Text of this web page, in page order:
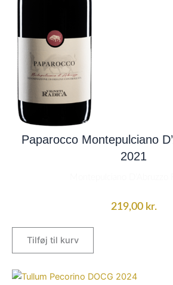
Paparocco Montepulciano
2021
219,00 kr.
Tilføj til kurv